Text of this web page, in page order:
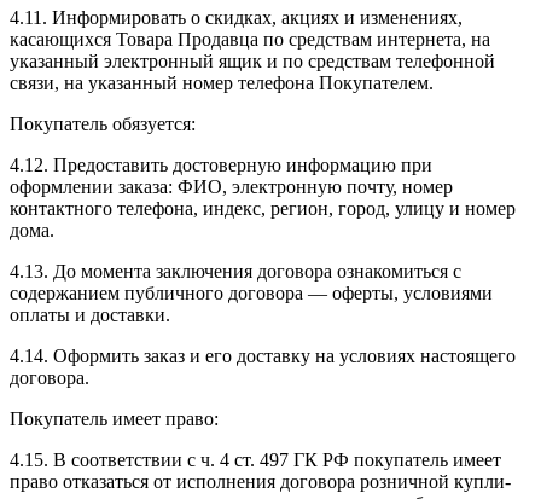
4.11. Информировать о скидках, акциях и изменениях,
касающихся Товара Продавца по средствам интернета, на
указанный электронный ящик и по средствам телефонной
связи, на указанный номер телефона Покупателем.
Покупатель обязуется:
4.12. Предоставить достоверную информацию при
оформлении заказа: ФИО, электронную почту, номер
контактного телефона, индекс, регион, город, улицу и номер
дома.
4.13. До момента заключения договора ознакомиться с
содержанием публичного договора — оферты, условиями
оплаты и доставки.
4.14. Оформить заказ и его доставку на условиях настоящего
договора.
Покупатель имеет право:
4.15. В соответствии с ч. 4 ст. 497 ГК РФ покупатель имеет
право отказаться от исполнения договора розничной купли-